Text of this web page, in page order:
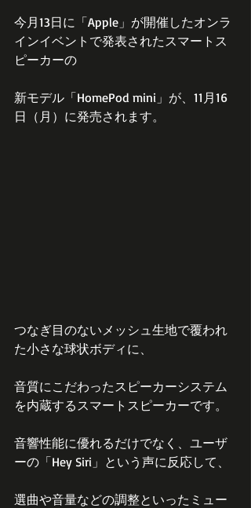
今月13日に「Apple」が開催したオンラ
インイベントで発表されたスマートス
ピーカーの
新モデル「HomePod mini」が、11月16
日（月）に発売されます。
つなぎ目のないメッシュ生地で覆われ
た小さな球状ボディに、
音質にこだわったスピーカーシステム
を内蔵するスマートスピーカーです。
音響性能に優れるだけでなく、ユーザ
ーの「Hey Siri」という声に反応して、
選曲や音量などの調整といったミュー